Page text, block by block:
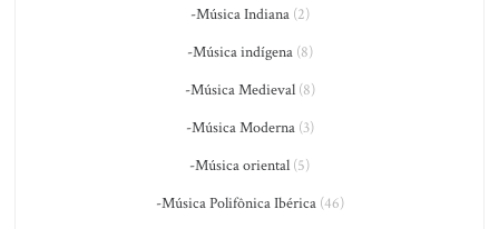
-Música Indiana(2)
-Música indígena(8)
-Música Medieval(8)
-Música Moderna(3)
-Música oriental (5)
-Música Polifônica Ibérica(46)